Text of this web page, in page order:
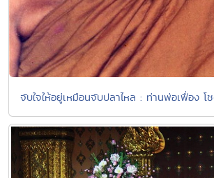
จับใจให้อยู่เหมือนจับปลาไหล : ท่านพ่อเฟื่อง โ